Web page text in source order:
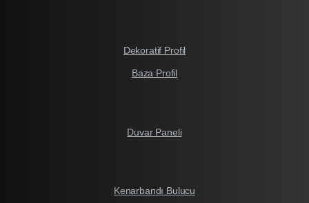
Dekoratif Profil
Baza Profil
Duvar Paneli
Kenarbandı Bulucu